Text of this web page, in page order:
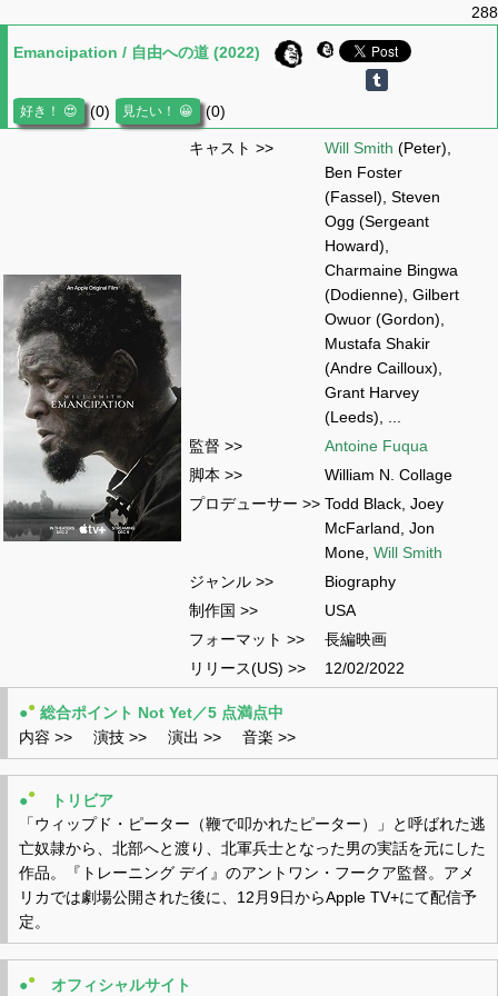
288
Emancipation / 自由への道 (2022)
(0) (0)
キャスト >> Will Smith (Peter),
Ben Foster
(Fassel), Steven
Ogg (Sergeant
Howard),
Charmaine Bingwa
(Dodienne), Gilbert
Owuor (Gordon),
Mustafa Shakir
(Andre Cailloux),
Grant Harvey
(Leeds), ...
監督 >>
Antoine Fuqua
脚本 >>
William N. Collage
プロデューサー >> Todd Black, Joey
McFarland, Jon
Mone, Will Smith
ジャンル >>
Biography
制作国 >>
USA
フォーマット >>
長編映画
リリース(US) >>
12/02/2022
●● 総合ポイント Not Yet／5 点満点中
内容 >>
演技 >> 演出 >> 音楽 >>
●●
トリビア
「ウィップド・ピーター（鞭で叩かれたピーター）」と呼ばれた逃
亡奴隷から、北部へと渡り、北軍兵士となった男の実話を元にした
作品。『トレーニング デイ』のアントワン・フークア監督。アメ
リカでは劇場公開された後に、12月9日からApple TV+にて配信予
定。
●● オフィシャルサイト